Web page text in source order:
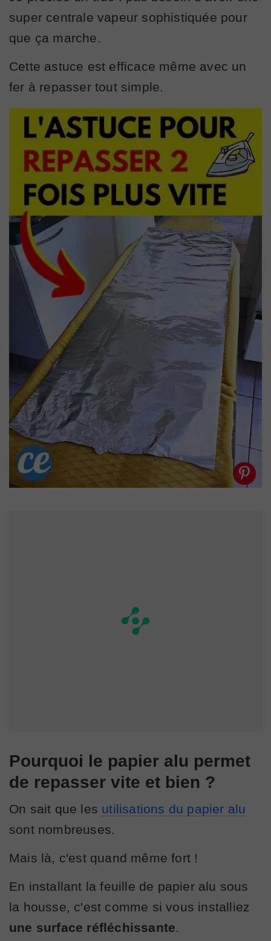
super centrale vapeur sophistiquée pour
que ça marche.
Cette astuce est efficace même avec un
fer à repasser tout simple.
Pourquoi le papier alu permet
de repasser vite et bien ?
On sait que les utilisations du papier alu
sont nombreuses.
Mais là, c'est quand même fort !
En installant la feuille de papier alu sous
la housse, c'est comme si vous installiez
une surface réfléchissante